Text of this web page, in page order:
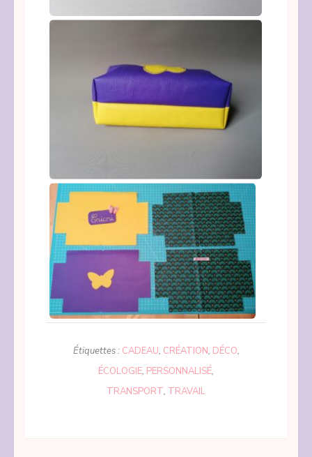
Étiquettes : CADEAU, CRÉATION, DÉCO,
ÉCOLOGIE, PERSONNALISÉ,
TRANSPORT, TRAVAIL